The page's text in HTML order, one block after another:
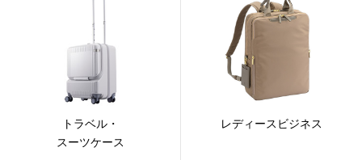
トラベル・
スーツケース
レディースビジネス